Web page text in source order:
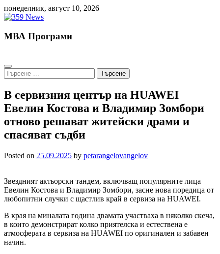
Skip
to
понеделник, август 10, 2026
МВА Програми
Търсене
за:
В сервизния център на HUAWEI
Евелин Костова и Владимир Зомбори
отново решават житейски драми и
спасяват съдби
Posted on 25.09.2025 by petarangelovangelov
Звездният актьорски тандем, включващ популярните лица
Евелин Костова и Владимир Зомбори, засне нова поредица от
любопитни случки с щастлив край в сервиза на HUAWEI.
В края на миналата година двамата участваха в няколко скеча,
в които демонстрират колко приятелска и естествена е
атмосферата в сервиза на HUAWEI по оригинален и забавен
начин.